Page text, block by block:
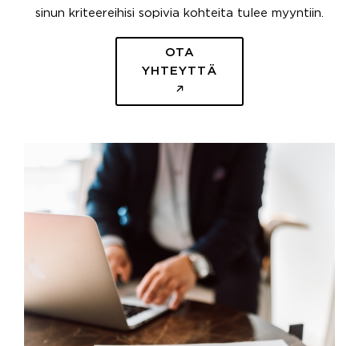
sinun kriteereihisi sopivia kohteita tulee myyntiin.
OTA
YHTEYTTÄ